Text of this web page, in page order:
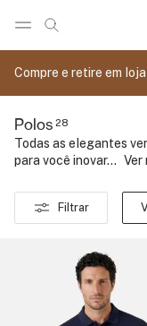
Ir para pagina
Compre e retire em
Polos 28
Todas as elegantes
para você inovar... Ver
Filtrar